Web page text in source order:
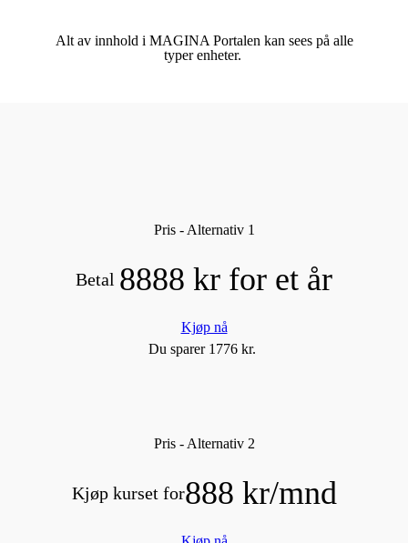
Alt av innhold i MAGINA Portalen kan sees på alle
typer enheter.
Pris - Alternativ 1
Betal 8888 kr for et år
Kjøp nå
Du sparer 1776 kr.
Pris - Alternativ 2
Kjøp kurset for888 kr/mnd